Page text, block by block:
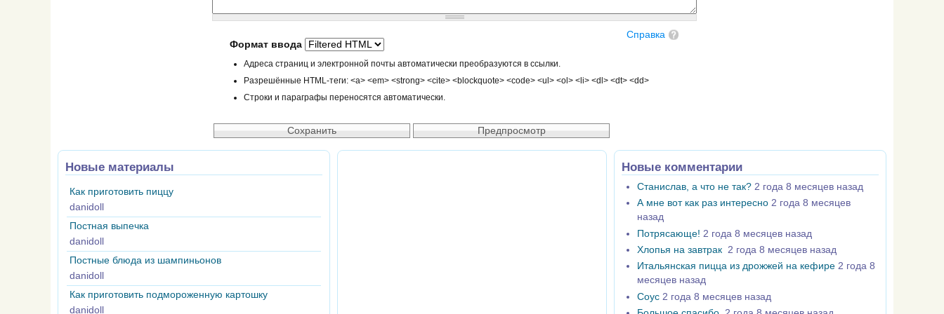
Справка
Формат ввода
Адреса страниц и электронной почты автоматически преобразуются в ссылки.
Разрешённые HTML-теги: <a> <em> <strong> <cite> <blockquote> <code> <ul> <ol> <li> <dl> <dt> <dd>
Строки и параграфы переносятся автоматически.
Новые материалы
Как приготовить пиццу
danidoll
Постная выпечка
danidoll
Постные блюда из шампиньонов
danidoll
Как приготовить подмороженную картошку
danidoll
Новые комментарии
Станислав, а что не так? 2 года 8 месяцев назад
А мне вот как раз интересно 2 года 8 месяцев
назад
Потрясающе! 2 года 8 месяцев назад
Хлопья на завтрак 2 года 8 месяцев назад
Итальянская пицца из дрожжей на кефире 2 года 8
месяцев назад
Соус 2 года 8 месяцев назад